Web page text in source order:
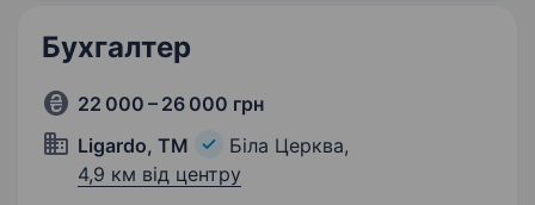
Бухгалтер
22 000 – 26 000 грн
Ligardo, ТМ
Біла Церква,
4,9 км від центру